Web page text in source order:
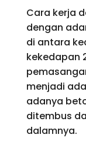
Cara kerja
dengan
di antara
kekedapan
menjadi
adanya
ditembus
dalamnya.